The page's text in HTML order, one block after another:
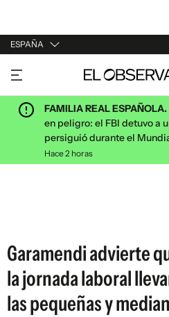
ESPAÑA
URUGUAY
ARGENTINA
ESPAÑA
ESTADOS UNIDOS
FAMILIA REAL ESPAÑOLA.
en peligro: el FBI detuvo a
persiguió durante el
Hace 2 horas
Garamendi advierte
la jornada laboral
las pequeñas y